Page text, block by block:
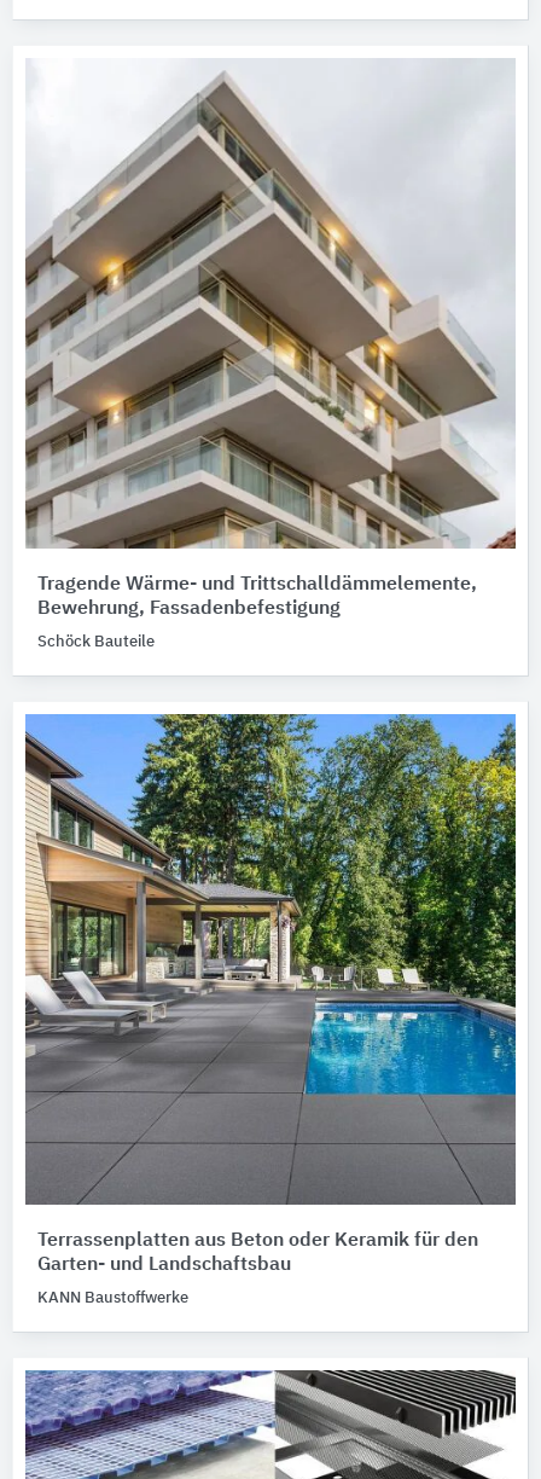
Tragende Wärme- und Trittschalldämmelemente,
Bewehrung, Fassadenbefestigung
Schöck Bauteile
Terrassenplatten aus Beton oder Keramik für den
Garten- und Landschaftsbau
KANN Baustoffwerke